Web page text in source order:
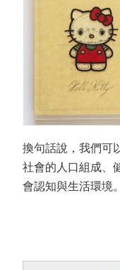
換句話說，我們可
社會的人口組成、
會認知與生活環境。